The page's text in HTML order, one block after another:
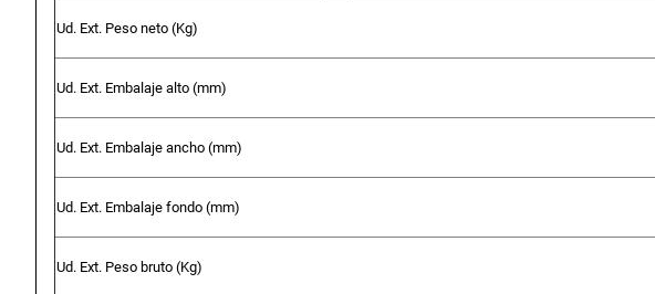
Ud. Ext. Peso neto (Kg)
Ud. Ext. Embalaje alto (mm)
Ud. Ext. Embalaje ancho (mm)
Ud. Ext. Embalaje fondo (mm)
Ud. Ext. Peso bruto (Kg)